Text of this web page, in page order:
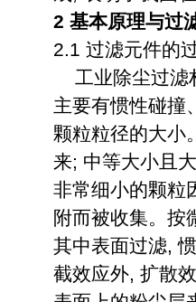
2 基本原理与过
2.1 过滤元件的
工业除尘过滤
主要有惯性碰撞
颗粒粒径的大小
来; 中等大小且
非常细小的颗粒
附而被收集。按
其中表面过滤,
截效应外, 扩散